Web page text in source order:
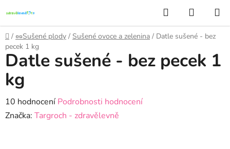
na
obsah
Hledat
KOŠÍK
Domů
/ 🥜Sušené plody / Sušené ovoce a zelenina / Datle sušené - bez
pecek 1 kg
Datle sušené - bez pecek 1
kg
Průměrné
hodnocení
10 hodnocení Podrobnosti hodnocení
Značka: Targroch - zdravělevně